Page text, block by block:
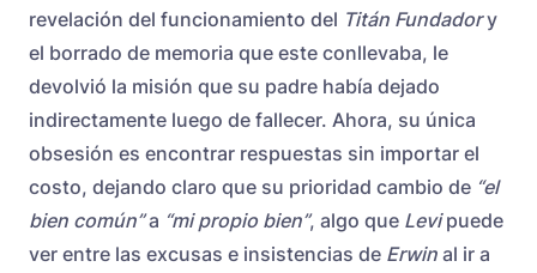
revelación del funcionamiento del Titán Fundadory
el borrado de memoria que este conllevaba, le
devolvió la misión que su padre había dejado
indirectamente luego de fallecer. Ahora, su única
obsesión es encontrar respuestas sin importar el
costo, dejando claro que su prioridad cambio de “el
bien común”a “mi propio bien”, algo que Levipuede
ver entre las excusas e insistencias de Erwin al ir a